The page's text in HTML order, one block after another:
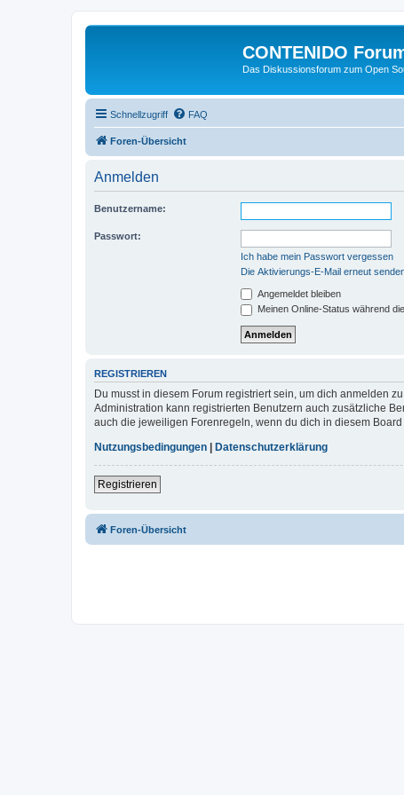
CONTENIDO
Das Diskussionsforum zum Open
Schnellzugriff FAQ
Foren-Übersicht
Anmelden
Benutzername:
Passwort:
Ich habe mein Passwort vergessen
Die Aktivierungs-E-Mail erneut
Angemeldet bleiben
Meinen Online-Status während
REGISTRIEREN
Du musst in diesem Forum registriert sein, um dich anmelden
Administration kann registrierten Benutzern auch zusätzliche
auch die jeweiligen Forenregeln, wenn du dich in diesem
Nutzungsbedingungen
Datenschutzerklärung
Registrieren
Foren-Übersicht